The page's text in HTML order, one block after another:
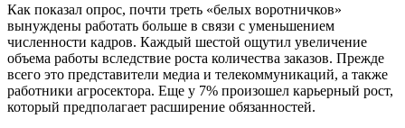
Как показал опрос, почти треть «белых воротничков»
вынуждены работать больше в связи с уменьшением
численности кадров. Каждый шестой ощутил увеличение
объема работы вследствие роста количества заказов. Прежде
всего это представители медиа и телекоммуникаций, а также
работники агросектора. Еще у 7% произошел карьерный рост,
который предполагает расширение обязанностей.